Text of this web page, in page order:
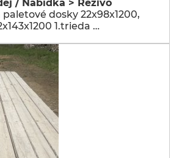
/ Nabídka > Řezivo
dosky 22x98x1200,
1.trieda …